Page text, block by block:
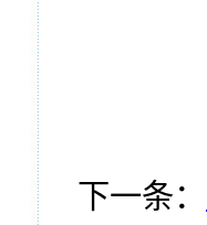
下一条：